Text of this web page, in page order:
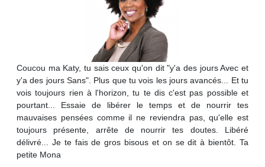
Coucou ma Katy, tu sais ceux qu'on dit "y'a des jours Avec et
y'a des jours Sans". Plus que tu vois les jours avancés... Et tu
vois toujours rien à l'horizon, tu te dis c'est pas possible et
pourtant... Essaie de libérer le temps et de nourrir tes
mauvaises pensées comme il ne reviendra pas, qu'elle est
toujours présente, arrête de nourrir tes doutes. Libéré
délivré... Je te fais de gros bisous et on se dit à bientôt. Ta
petite Mona